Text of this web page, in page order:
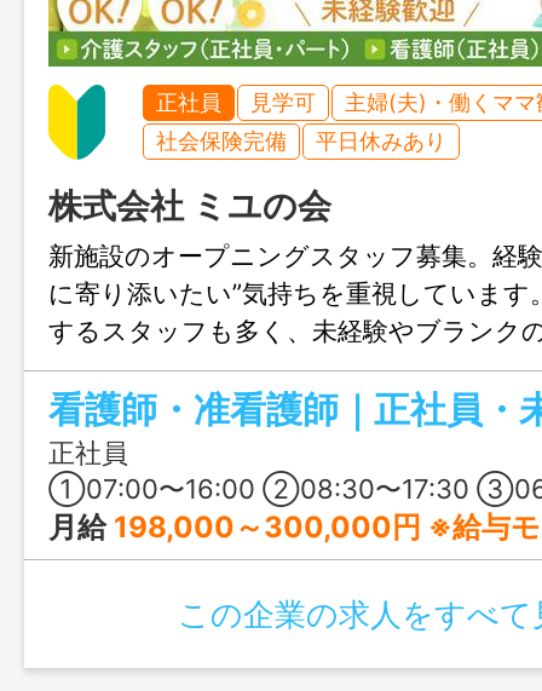
正社員 見学可
主婦(夫)・働くママ
社会保険完備
平日休みあり
株式会社 ミユの会
新施設のオープニングスタッフ募集。経
に寄り添いたい”気持ちを重視しています
するスタッフも多く、未経験やブランク
して長く働けます。介護・看護の実務は
とつ段階を踏んで先輩と一緒に覚えてい
で、「自分にできそうか不安」という方
軽にご相談ください。
正社員
①07:00〜16:00 ②08:30〜17:30 ③06:30〜16:00 ④10:00〜19:00
月給 198,000～300,000円 ※給与モ
この企業の求人をすべて